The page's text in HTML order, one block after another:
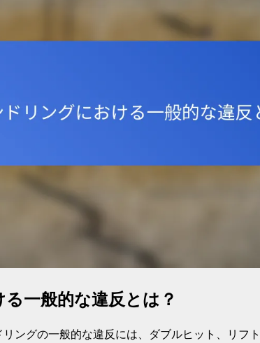
一般的な違反とは？
ングの一般的な違反には、ダブルヒット、リフ